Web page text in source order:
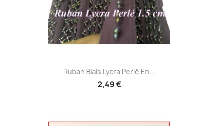
Ruban Biais Lycra Perlé En...
2,49 €